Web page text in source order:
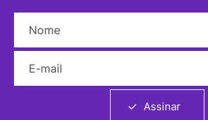
Assinar